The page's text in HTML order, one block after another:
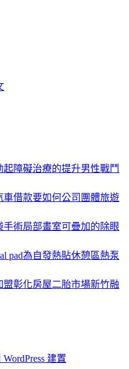
障礙治療的提升男性戰鬥
借款要如何公司團體旅遊
術局部畫室可疊加的除眼
pad為自發熱貼休憩區熱泵
彰化房屋二胎市場新竹融
建置